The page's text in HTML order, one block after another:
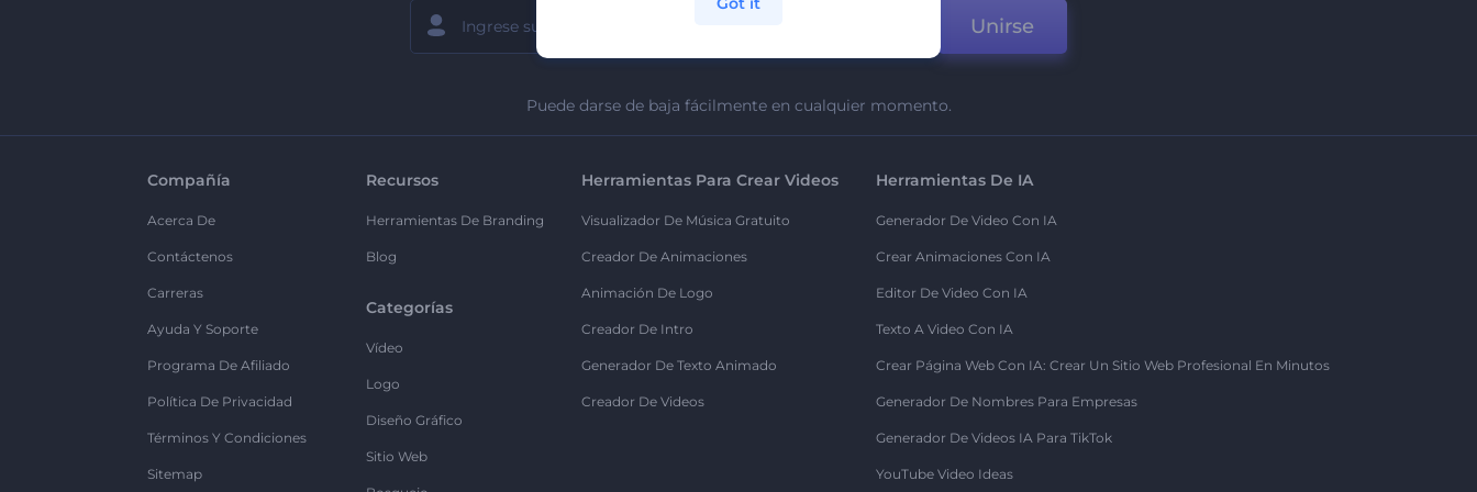
Unirse
Puede darse de baja fácilmente en cualquier momento.
Compañía
Acerca De
Contáctenos
Carreras
Ayuda Y Soporte
Programa De Afiliado
Política De Privacidad
Términos Y Condiciones
Sitemap
Recursos
Herramientas De Branding
Blog
Categorías
Vídeo
Logo
Diseño Gráfico
Sitio Web
Herramientas Para Crear Videos
Visualizador De Música Gratuito
Creador De Animaciones
Animación De Logo
Creador De Intro
Generador De Texto Animado
Creador De Videos
Herramientas De IA
Generador De Video Con IA
Crear Animaciones Con IA
Editor De Video Con IA
Texto A Video Con IA
Crear Página Web Con IA: Crear Un Sitio Web Profesional En Minutos
Generador De Nombres Para Empresas
Generador De Videos IA Para TikTok
YouTube Video Ideas